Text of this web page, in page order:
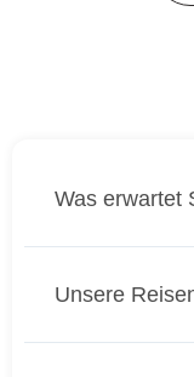
Was erwartet
Unsere